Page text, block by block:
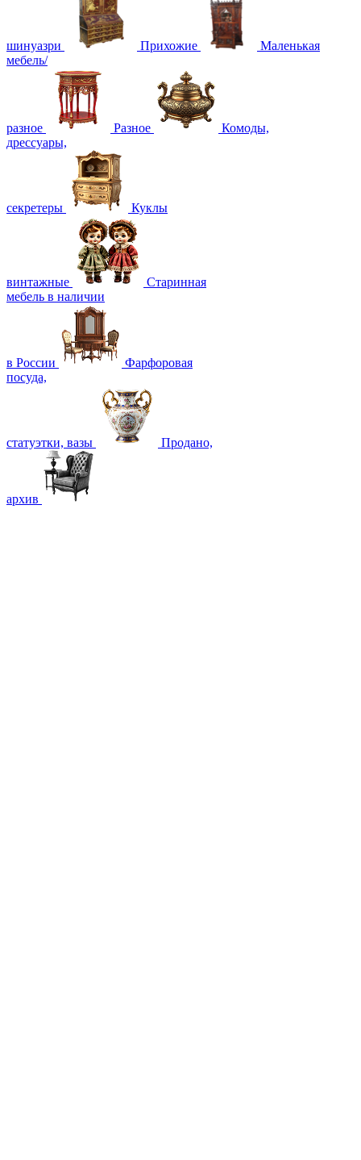
шинуазри Прихожие
Маленькая
мебель/
разное Разное
Комоды,
дрессуары,
секретеры Куклы
винтажные
Старинная
мебель в наличии
в России
Фарфоровая
посуда,
статуэтки, вазы Продано,
архив